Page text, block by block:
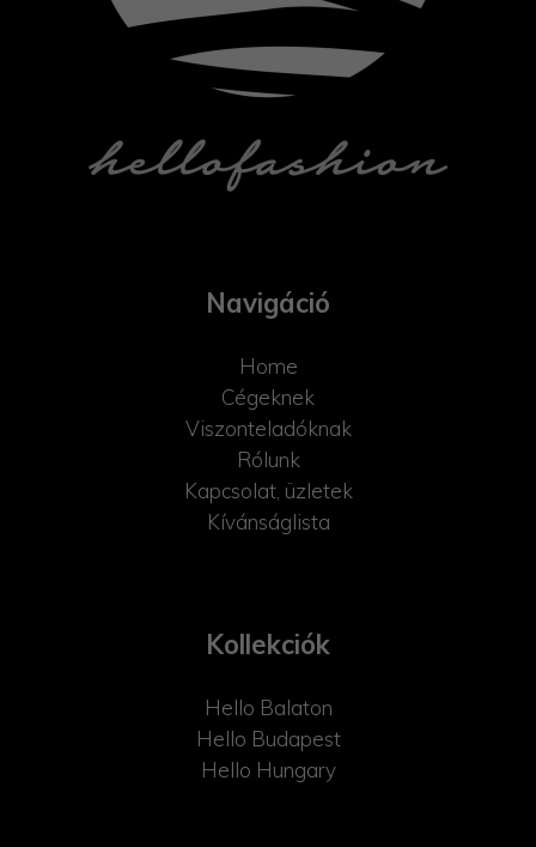
Navigáció
Home
Cégeknek
Viszonteladóknak
Rólunk
Kapcsolat, üzletek
Kívánságlista
Kollekciók
Hello Balaton
Hello Budapest
Hello Hungary